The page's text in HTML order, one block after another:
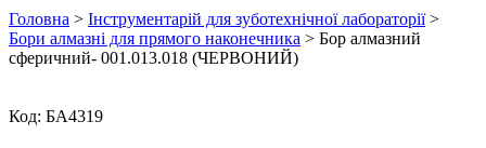
Головна > Інструментарій для зуботехнічної лабораторії>
Бори алмазні для прямого наконечника > Бор алмазний
сферичний- 001.013.018 (ЧЕРВОНИЙ)
Код: БА4319